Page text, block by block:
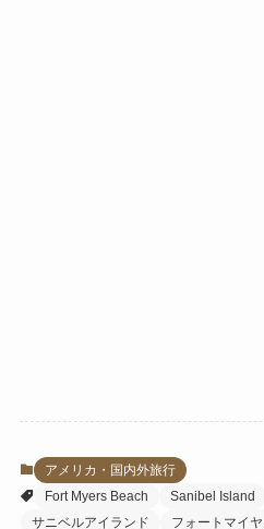
アメリカ・国内外旅行
Fort Myers Beach
Sanibel Island
サニベルアイランド
フォートマイ